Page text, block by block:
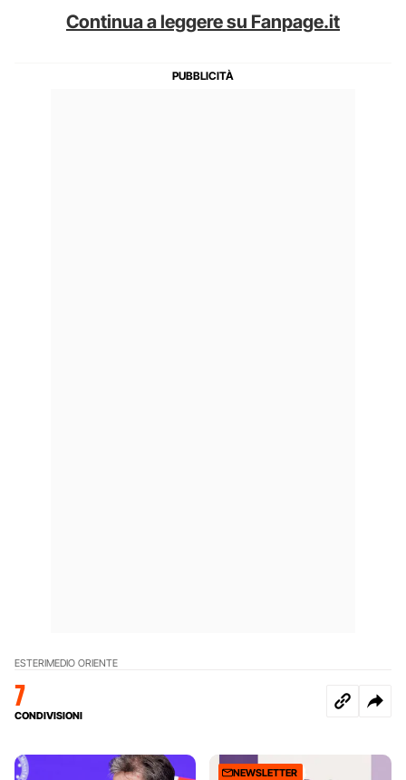
Continua a leggere su Fanpage.it
ESTERIMEDIO ORIENTE
7
CONDIVISIONI
NEWSLETTER